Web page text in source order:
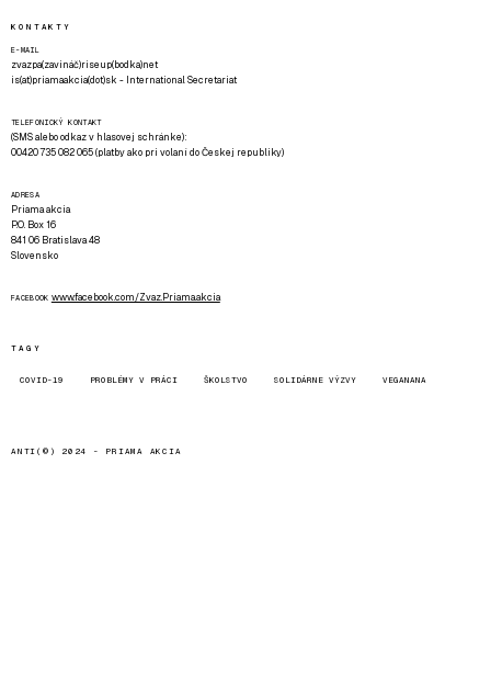
KONTAKTY
E-MAIL
zvazpa(zavináč)riseup(bodka)net
is(at)priamaakcia(dot)sk - International Secretariat
TELEFONICKÝ KONTAKT
(SMS alebo odkaz v hlasovej schránke):
00420 735 082 065 (platby ako pri volaní do Českej republiky)
ADRESA
Priama akcia
P.O. Box 16
841 06 Bratislava 48
Slovensko
FACEBOOK www.facebook.com/Zvaz.Priama.akcia
TAGY
COVID-19 PROBLÉMY V PRÁCI ŠKOLSTVO SOLIDÁRNE VÝZVY VEGANANA
ANTI(©) 2024 - PRIAMA AKCIA